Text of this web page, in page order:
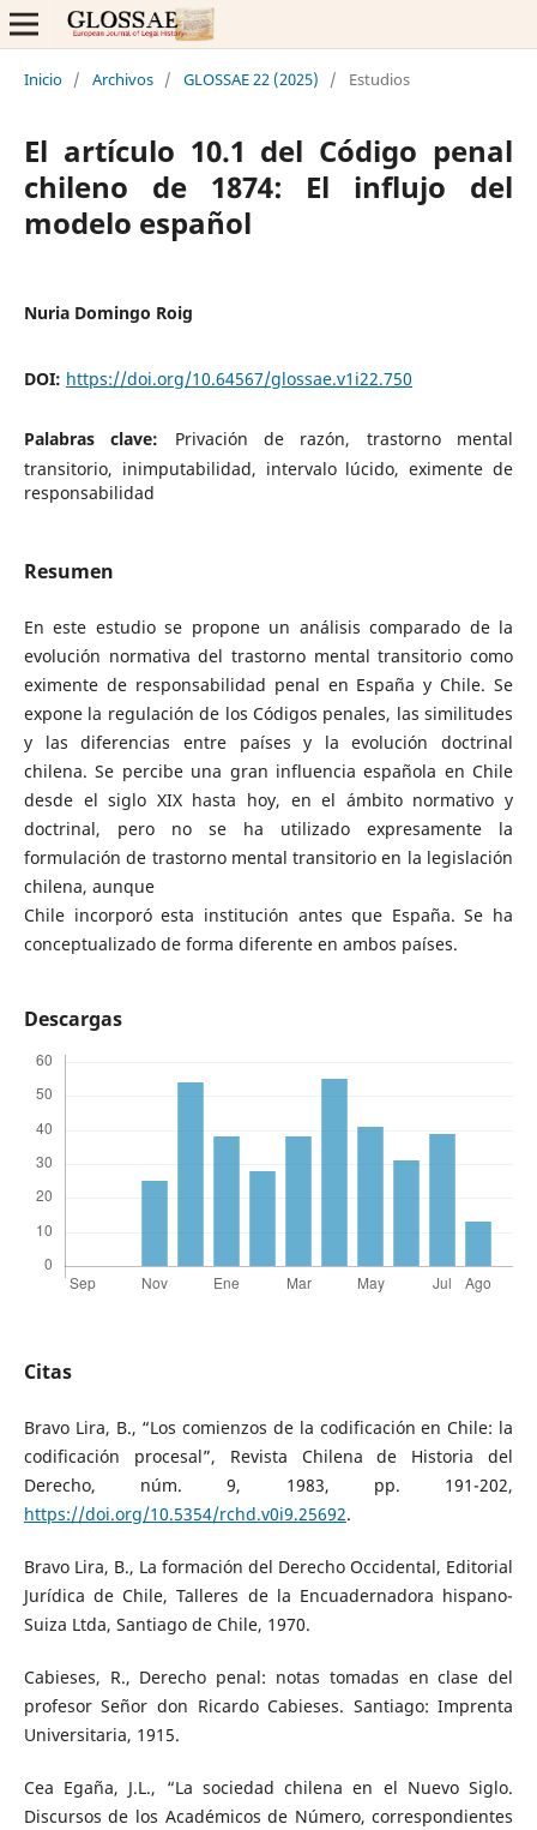
Inicio / Archivos / GLOSSAE 22 (2025) / Estudios
El artículo 10.1 del Código penal
chileno de 1874: El influjo del
modelo español
Nuria Domingo Roig
DOI: https://doi.org/10.64567/glossae.v1i22.750
Palabras clave: Privación de razón, trastorno mental
transitorio, inimputabilidad, intervalo lúcido, eximente de
responsabilidad
Resumen
En este estudio se propone un análisis comparado de la
evolución normativa del trastorno mental transitorio como
eximente de responsabilidad penal en España y Chile. Se
expone la regulación de los Códigos penales, las similitudes
y las diferencias entre países y la evolución doctrinal
chilena. Se percibe una gran influencia española en Chile
desde el siglo XIX hasta hoy, en el ámbito normativo y
doctrinal, pero no se ha utilizado expresamente la
formulación de trastorno mental transitorio en la legislación
chilena, aunque
Chile incorporó esta institución antes que España. Se ha
conceptualizado de forma diferente en ambos países.
Descargas
Citas
Bravo Lira, B., “Los comienzos de la codificación en Chile: la
codificación procesal”, Revista Chilena de Historia del
Derecho, núm. 9, 1983, pp. 191-202,
https://doi.org/10.5354/rchd.v0i9.25692.
Bravo Lira, B., La formación del Derecho Occidental, Editorial
Jurídica de Chile, Talleres de la Encuadernadora hispano-
Suiza Ltda, Santiago de Chile, 1970.
Cabieses, R., Derecho penal: notas tomadas en clase del
profesor Señor don Ricardo Cabieses. Santiago: Imprenta
Universitaria, 1915.
Cea Egaña, J.L., “La sociedad chilena en el Nuevo Siglo.
Discursos de los Académicos de Número, correspondientes